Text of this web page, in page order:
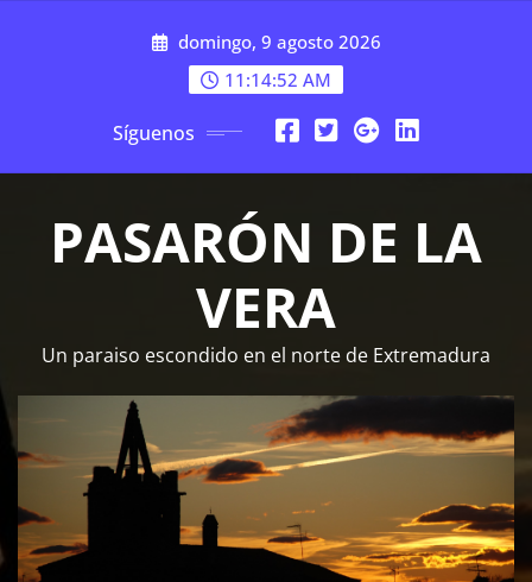
domingo, 9 agosto 2026
11:14:53 AM
Síguenos
PASARÓN DE LA
VERA
Un paraiso escondido en el norte de Extremadura